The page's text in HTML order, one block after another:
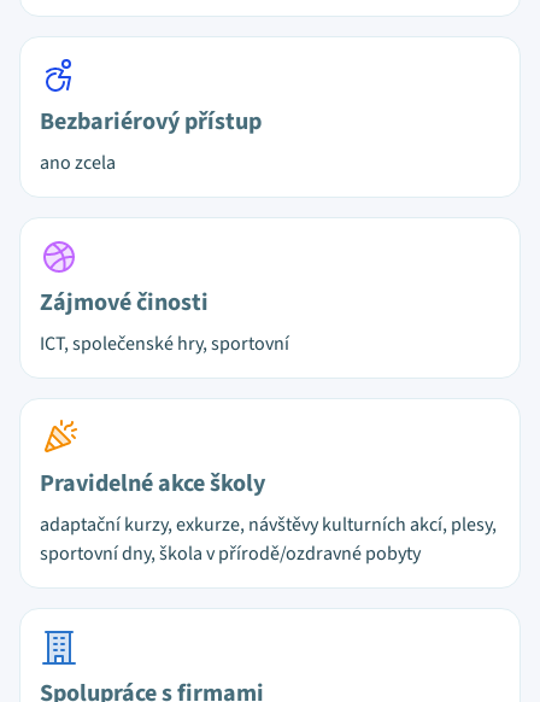
Bezbariérový přístup
ano zcela
Zájmové činosti
ICT, společenské hry, sportovní
Pravidelné akce školy
adaptační kurzy, exkurze, návštěvy kulturních akcí, plesy,
sportovní dny, škola v přírodě/ozdravné pobyty
Spolupráce s firmami